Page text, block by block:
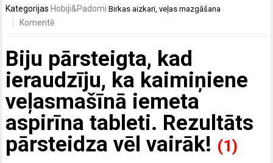
Kategorijas Hobiji&Padomi Birkasaizkari ,veļas mazgāšana
Komentē
Biju pārsteigta, kad
ieraudzīju, ka kaimiņiene
veļasmašīnā iemeta
aspirīna tableti. Rezultāts
pārsteidza vēl vairāk! (1)